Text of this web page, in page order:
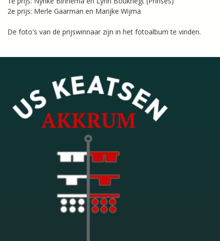
2e prijs: Merle Gaarman en Marijke Wijma
De foto's van de prijswinnaar zijn in het fotoalbum te vinden.